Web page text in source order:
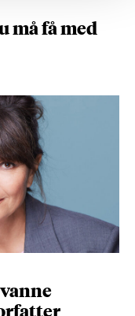
må få med